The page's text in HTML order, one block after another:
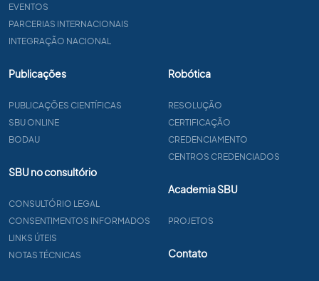
EVENTOS
PARCERIAS INTERNACIONAIS
INTEGRAÇÃO NACIONAL
Publicações
PUBLICAÇÕES CIENTÍFICAS
SBU ONLINE
BODAU
SBU no consultório
CONSULTÓRIO LEGAL
CONSENTIMENTOS INFORMADOS
LINKS ÚTEIS
NOTAS TÉCNICAS
Robótica
RESOLUÇÃO
CERTIFICAÇÃO
CREDENCIAMENTO
CENTROS CREDENCIADOS
Academia SBU
PROJETOS
Contato